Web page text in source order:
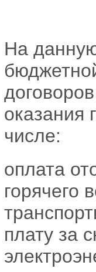
На
оказания
числе:
оплата
горячего
плату за